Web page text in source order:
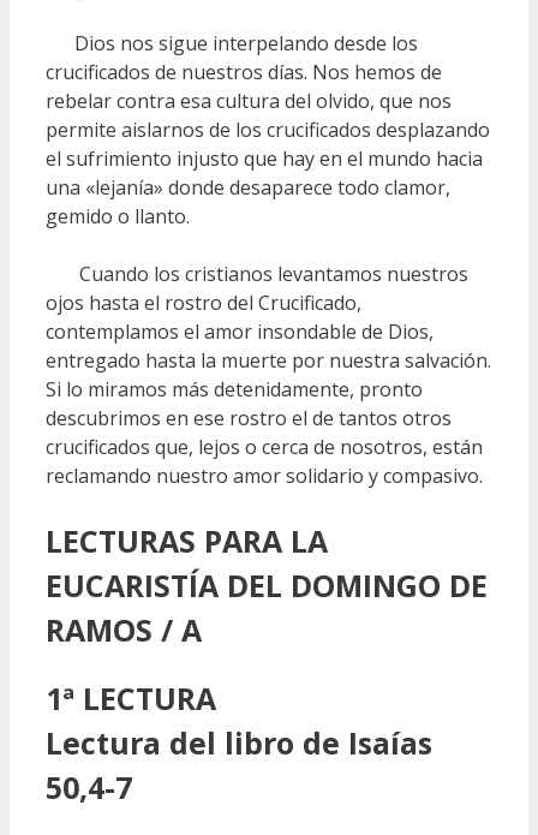
Dios nos sigue interpelando desde los
crucificados de nuestros días. Nos hemos de
rebelar contra esa cultura del olvido, que nos
permite aislarnos de los crucificados desplazando
el sufrimiento injusto que hay en el mundo hacia
una «lejanía» donde desaparece todo clamor,
gemido o llanto.
Cuando los cristianos levantamos nuestros
ojos hasta el rostro del Crucificado,
contemplamos el amor insondable de Dios,
entregado hasta la muerte por nuestra salvación.
Si lo miramos más detenidamente, pronto
descubrimos en ese rostro el de tantos otros
crucificados que, lejos o cerca de nosotros, están
reclamando nuestro amor solidario y compasivo.
LECTURAS PARA LA
EUCARISTÍA DEL DOMINGO DE
RAMOS / A
1ª LECTURA
Lectura del libro de Isaías
50,4-7